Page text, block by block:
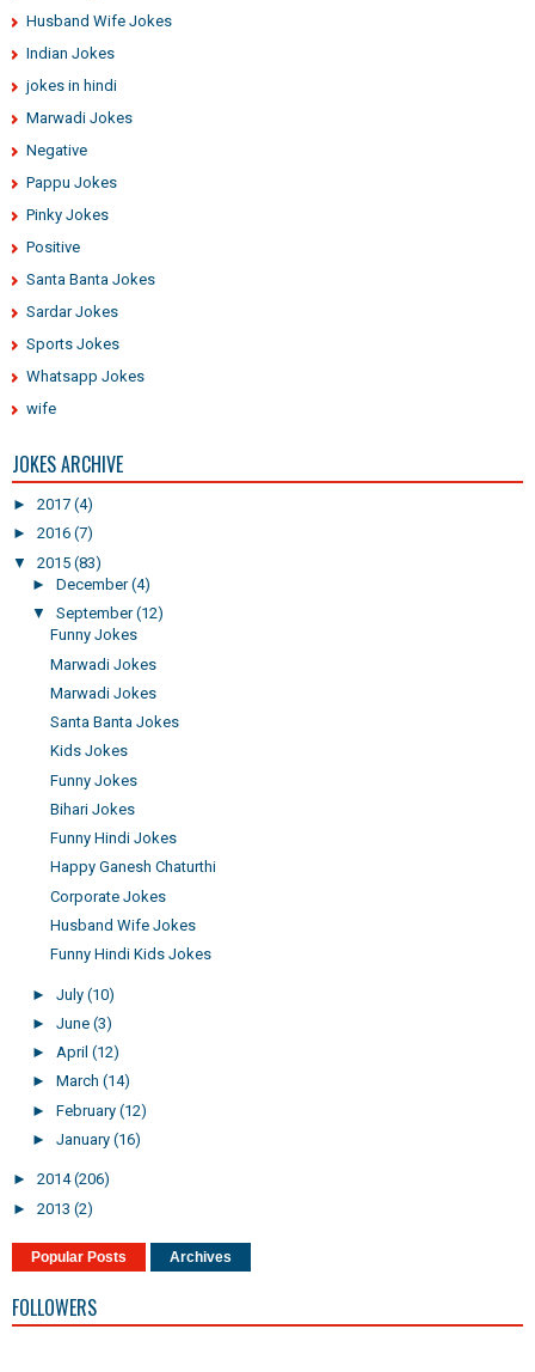
Husband Wife Jokes
Indian Jokes
jokes in hindi
Marwadi Jokes
Negative
Pappu Jokes
Pinky Jokes
Positive
Santa Banta Jokes
Sardar Jokes
Sports Jokes
Whatsapp Jokes
wife
JOKES ARCHIVE
► 2017 (4)
► 2016 (7)
▼ 2015 (83)
► December(4)
▼ September(12)
Funny Jokes
Marwadi Jokes
Marwadi Jokes
Santa Banta Jokes
Kids Jokes
Funny Jokes
Bihari Jokes
Funny Hindi Jokes
Happy Ganesh Chaturthi
Corporate Jokes
Husband Wife Jokes
Funny Hindi Kids Jokes
► July (10)
► June (3)
► April (12)
► March (14)
► February (12)
► January (16)
► 2014(206)
► 2013 (2)
Popular Posts Archives
FOLLOWERS